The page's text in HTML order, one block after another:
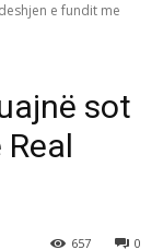
e fundit me
sot
0
657